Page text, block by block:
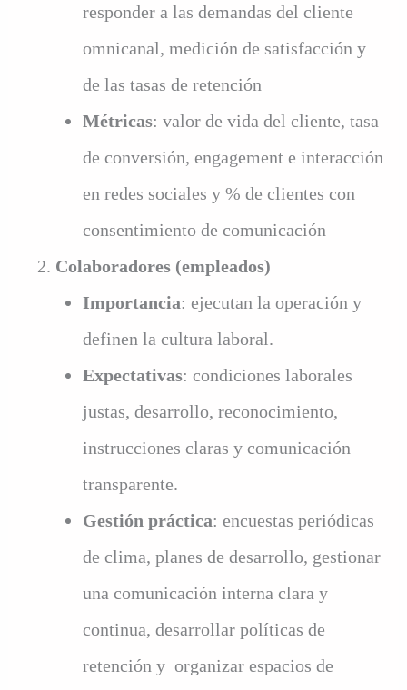
responder a las demandas del cliente
omnicanal, medición de satisfacción y
de las tasas de retención
Métricas: valor de vida del cliente, tasa
de conversión, engagement e interacción
en redes sociales y % de clientes con
consentimiento de comunicación
Colaboradores (empleados)
Importancia: ejecutan la operación y
definen la cultura laboral.
Expectativas: condiciones laborales
justas, desarrollo, reconocimiento,
instrucciones claras y comunicación
transparente.
Gestión práctica: encuestas periódicas
de clima, planes de desarrollo, gestionar
una comunicación interna clara y
continua, desarrollar políticas de
retención y organizar espacios de